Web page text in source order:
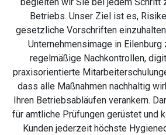
Betriebs. Unser Ziel ist es,
gesetzliche Vorschriften
Unternehmensimage in Eilenburg
regelmäßige Nachkontrollen,
praxisorientierte
dass alle Maßnahmen nachhaltig
Ihren Betriebsabläufen verankern.
für amtliche Prüfungen gerüstet und
Kunden jederzeit höchste